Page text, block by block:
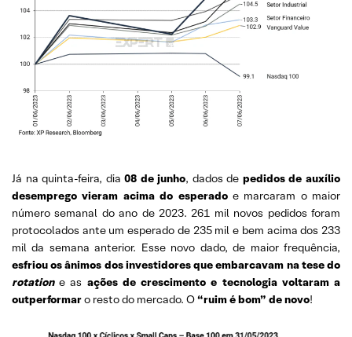
Já na quinta-feira, dia08 de junho, dados de pedidos de auxílio
desemprego vieram acima do esperadoe marcaram o maior
número semanal do ano de 2023. 261 mil novos pedidos foram
protocolados ante um esperado de 235 mil e bem acima dos 233
mil da semana anterior. Esse novo dado, de maior frequência,
esfriou os ânimos dos investidores que embarcavam na tese do
rotatione as ações de crescimento e tecnologia voltaram a
outperformaro resto do mercado. O“ruim é bom” de novo!